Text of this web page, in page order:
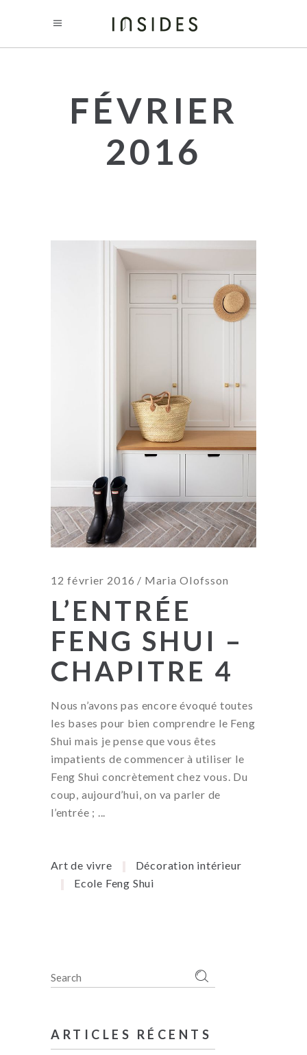
FÉVRIER
2016
12 février 2016 Maria Olofsson
L’ENTRÉE
FENG SHUI –
CHAPITRE 4
Nous n’avons pas encore évoqué toutes
les bases pour bien comprendre le Feng
Shui mais je pense que vous êtes
impatients de commencer à utiliser le
Feng Shui concrètement chez vous. Du
coup, aujourd’hui, on va parler de
l’entrée ;
Art de vivre
Décoration intérieur
Ecole Feng Shui
Search
ARTICLES RÉCENTS